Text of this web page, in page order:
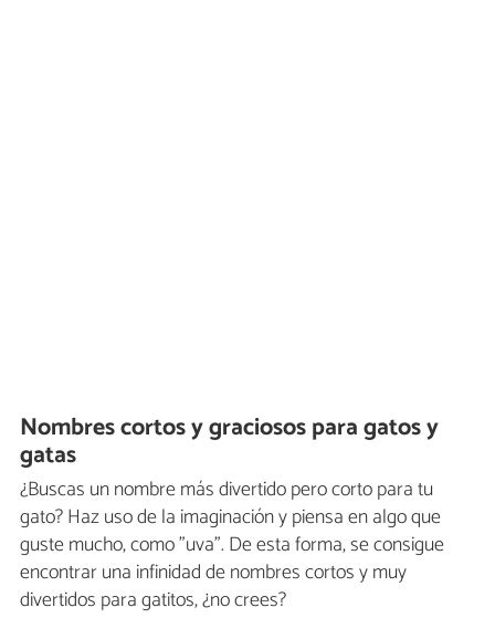
Nombres cortos y graciosos para gatos y
gatas
¿Buscas un nombre más divertido pero corto para tu
gato? Haz uso de la imaginación y piensa en algo que
guste mucho, como "uva". De esta forma, se consigue
encontrar una infinidad de nombres cortos y muy
divertidos para gatitos, ¿no crees?